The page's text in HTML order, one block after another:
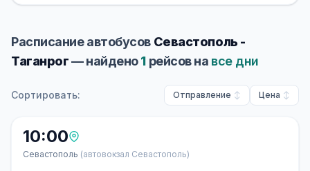
Расписание автобусов Севастополь -
Таганрог— найдено1 рейсов на все дни
Сортировать: Отправление Цена
10:00
Севастополь (автовокзал Севастополь)